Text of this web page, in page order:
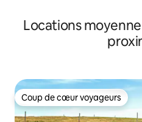
Locations
Coup de cœur voyageurs
Coup de cœur voyageurs